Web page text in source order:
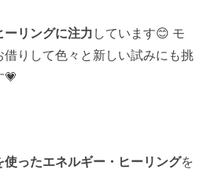
リングに注力しています😊 モ
りして色々と新しい試みにも挑
💗
ったエネルギー・ヒーリングを